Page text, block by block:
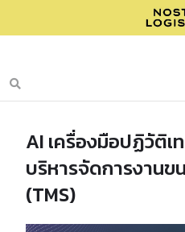
AI เครื่องมือปฏิวัติเ
บริหารจัดการงานข
(TMS)